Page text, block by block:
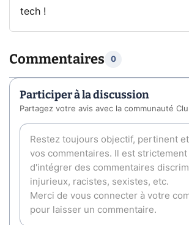
tech !
Commentaires 0
Participer à la discussion
Partagez votre avis avec la communauté